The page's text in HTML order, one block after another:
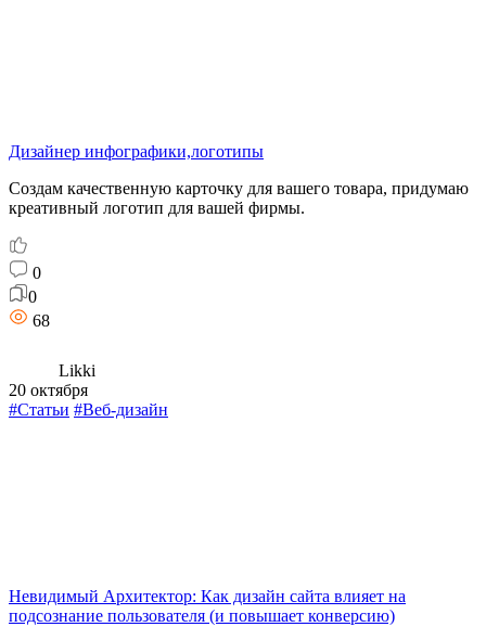
Дизайнер инфографики,логотипы
Создам качественную карточку для вашего товара, придумаю
креативный логотип для вашей фирмы.
0
0
68
Likki
20 октября
#Статьи #Веб-дизайн
Невидимый Архитектор: Как дизайн сайта влияет на
подсознание пользователя (и повышает конверсию)